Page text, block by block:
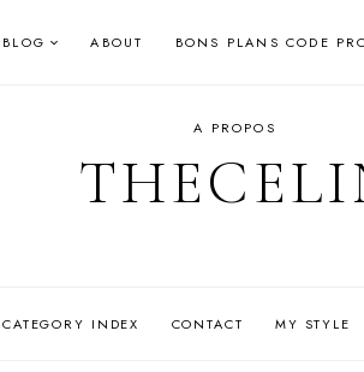
BLOG ABOUT BONS PLANS CODE
A PROPOS
CATEGORY INDEX CONTACT MY STYLE